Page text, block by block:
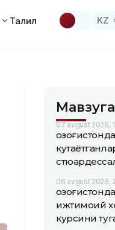
Таҳлил KZ
07 avgust 2026,
06 avgust 2026,
ижтимоий
курсини